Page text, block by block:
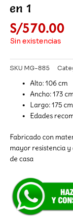
en 1
S/570.00
Sin existencias
SKU MG-885
Alto: 106 cm
Ancho: 173
Largo: 175 cm
Edades
Fabricado con
mayor resistencia
de casa